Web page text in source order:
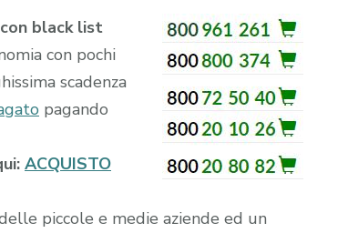
black list
con pochi
scadenza
pagando
ACQUISTO
piccole e medie aziende ed un